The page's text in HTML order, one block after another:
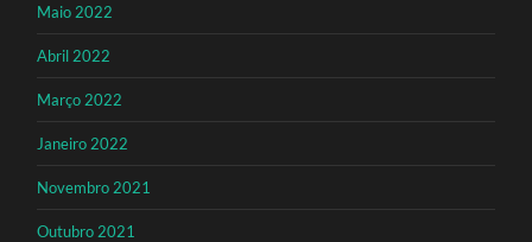
Maio 2022
Abril 2022
Março 2022
Janeiro 2022
Novembro 2021
Outubro 2021